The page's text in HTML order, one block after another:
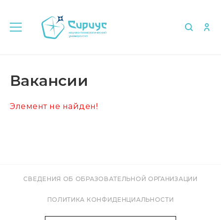
Вакансии
Элемент не найден!
СВЕДЕНИЯ ОБ ОБРАЗОВАТЕЛЬНОЙ ОРГАНИЗАЦИИ
ПОЛИТИКА КОНФИДЕНЦИАЛЬНОСТИ